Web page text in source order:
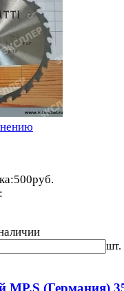
500руб.
шт.
MP.S (Германия)